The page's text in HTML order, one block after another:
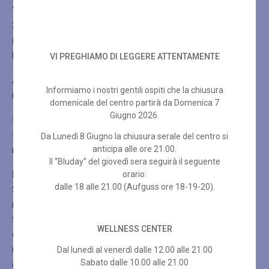
Via Tricesimo, 276
33100 Udine (UD)
(ii) al seguente indirizzo di posta elettronica:
blumoret@ladimoret.it
A tal fine può utilizzare il modulo tipo di recesso allegato,
ma non è obbligatorio.
Per rispettare il termine di recesso, è sufficiente che Lei
invii la comunicazione relativa all’esercizio del diritto di
recesso prima della scadenza del periodo di recesso.
Se Lei recede dal presente contratto, Le saranno
rimborsati tutti i pagamenti che ha effettuato a nostro
favore, compresi i costi di consegna (ad eccezione dei
costi supplementari derivanti dalla Sua eventuale scelta di
un tipo di consegna diverso dal tipo meno costoso di
consegna standard da noi offerto), senza indebito ritardo
VI PREGHIAMO DI LEGGERE ATTENTAMENTE
Informiamo i nostri gentili ospiti che la chiusura
domenicale del centro partirà da Domenica 7
Giugno 2026.
Da Lunedì 8 Giugno la chiusura serale del centro si
anticipa alle ore 21.00.
Il “Bluday” del giovedì sera seguirà il seguente
orario:
dalle 18 alle 21.00 (Aufguss ore 18-19-20).
WELLNESS CENTER
Dal lunedì al venerdì dalle 12.00 alle 21.00
Sabato dalle 10.00 alle 21.00